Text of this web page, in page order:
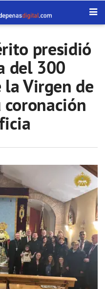
presidió
del 300
Virgen de
coronación